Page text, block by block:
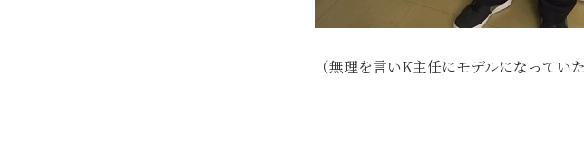
（無理を言いK主任にモデルになってい